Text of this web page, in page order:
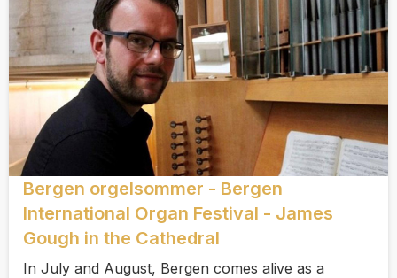
Bergen orgelsommer - Bergen
International Organ Festival - James
Gough in the Cathedral
In July and August, Bergen comes alive as a